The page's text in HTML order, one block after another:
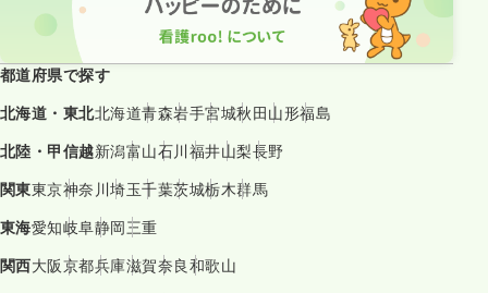
都道府県で探す
北海道・東北北海道青森岩手宮城秋田 山形福島
北陸・甲信越新潟富山石川 福井山梨長野
関東東京神奈川埼玉千葉茨城栃木群馬
東海愛知岐阜静岡三重
関西大阪京都兵庫滋賀奈良和歌山